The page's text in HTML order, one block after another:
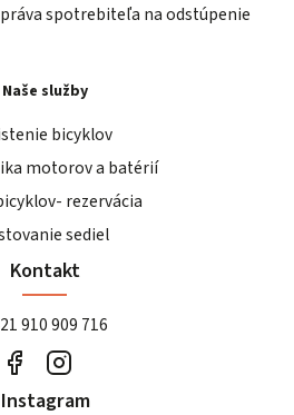
spotrebiteľa na odstúpenie
Naše služby
bicyklov
motorov a batérií
rezervácia
sediel
Kontakt
910 909 716
Instagram